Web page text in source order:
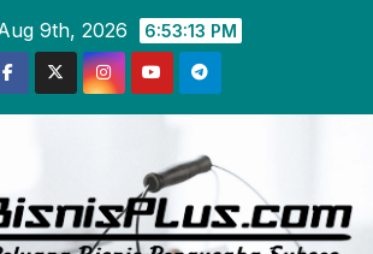
9th, 2026 6:53:14 PM